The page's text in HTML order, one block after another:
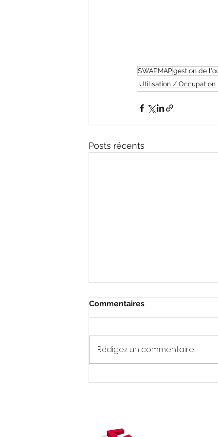
SWAPMAPgestion de
Utilisation / Occupation
Posts récents
Commentaires
Rédigez un commentaire...